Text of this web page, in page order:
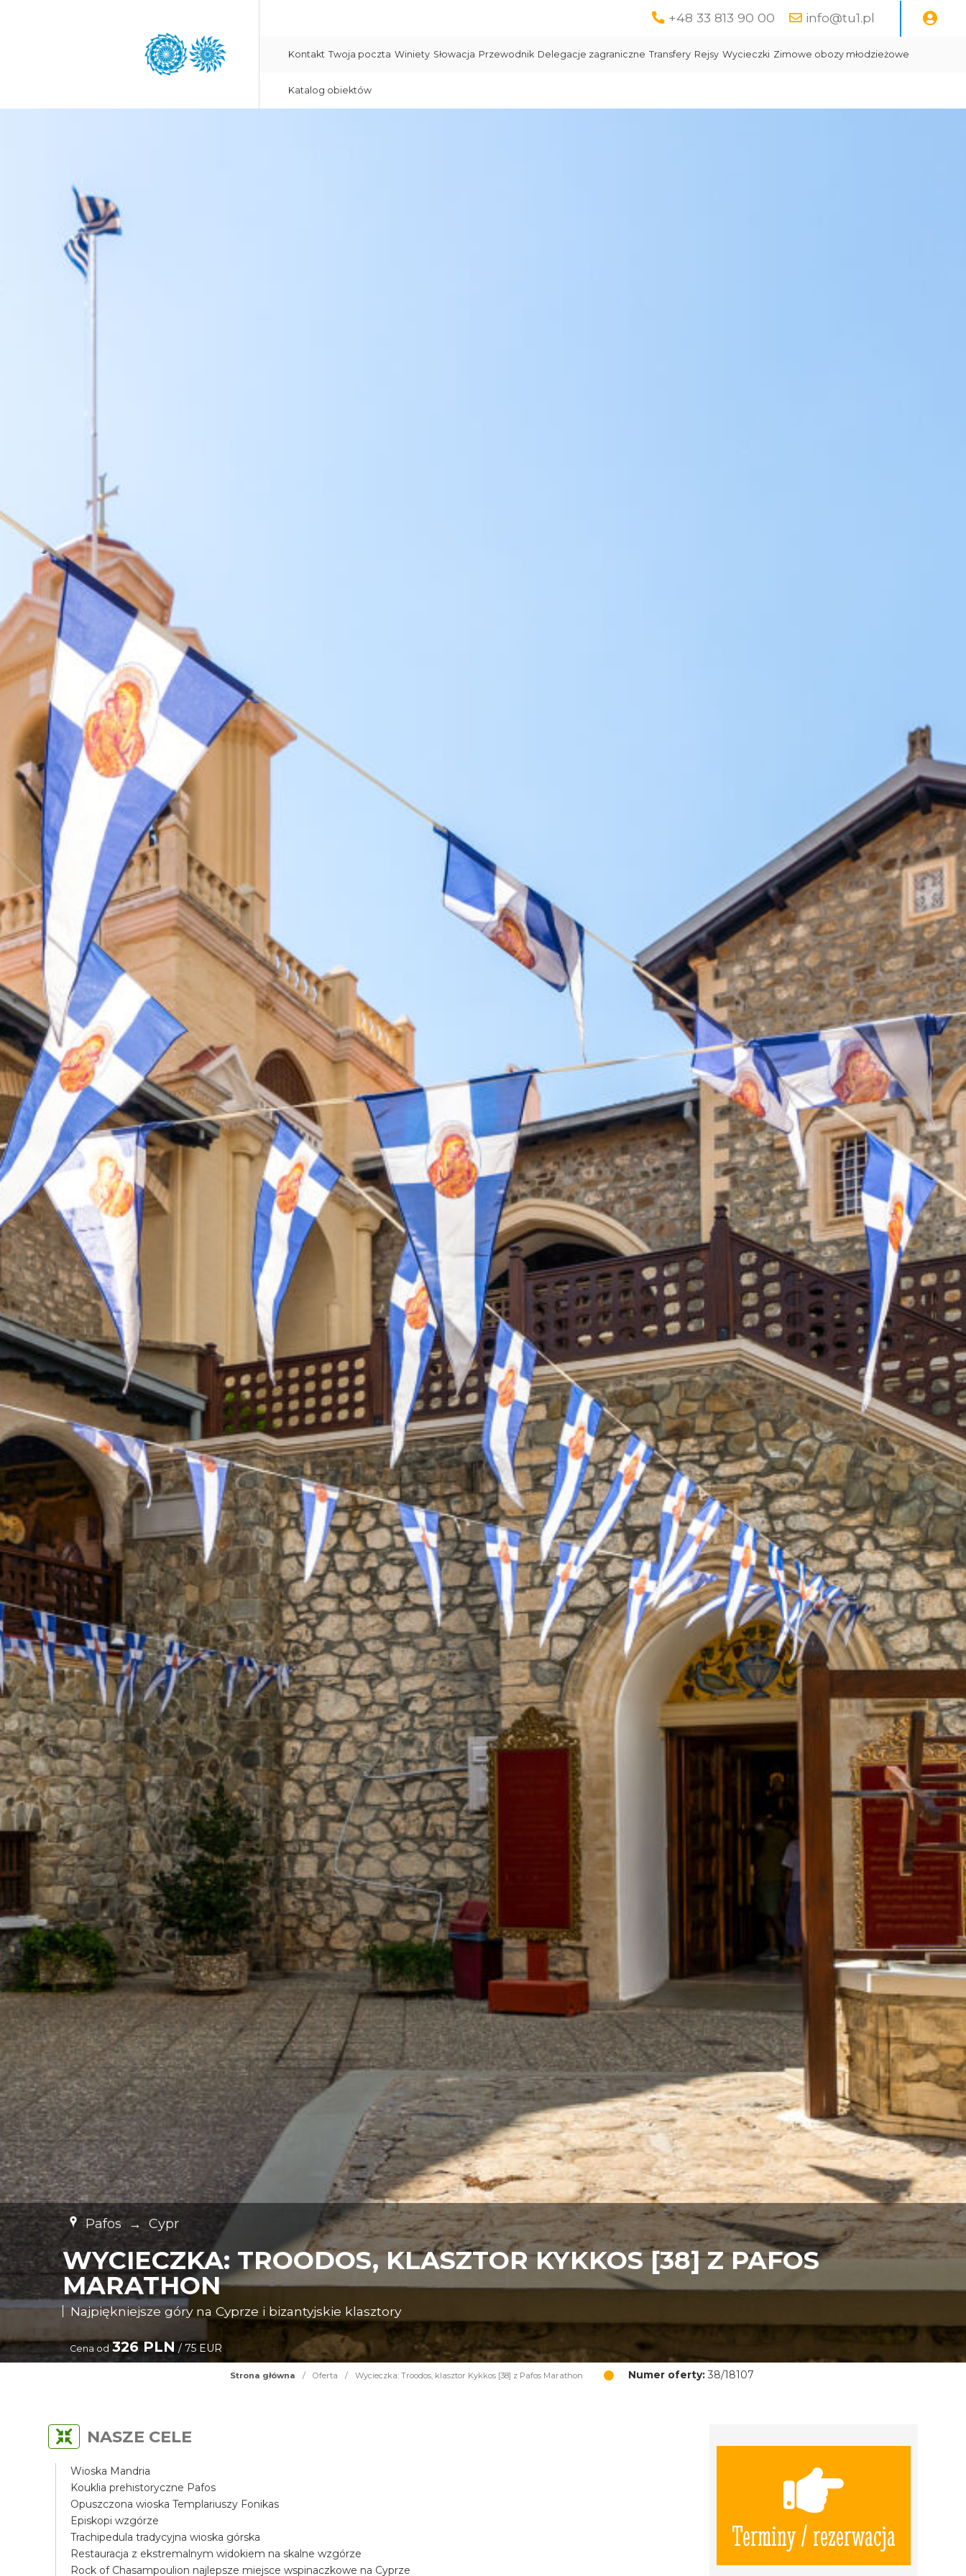
+48 33 813 90 00 info@tu1.pl
Kontakt Twoja poczta Winiety Słowacja Przewodnik Delegacje zagraniczne Transfery Rejsy Wycieczki Zimowe obozy młodzieżowe
Katalog obiektów
Pafos → Cypr
WYCIECZKA: TROODOS, KLASZTOR KYKKOS [38] Z PAFOS
MARATHON
Najpiękniejsze góry na Cyprze i bizantyjskie klasztory
Cena od 326 PLN / 75 EUR
Strona główna / Oferta / Wycieczka: Troodos, klasztor Kykkos [38] z Pafos Marathon Numer oferty: 38/18107
Terminy / rezerwacja
NASZE CELE
Wioska Mandria
Kouklia prehistoryczne Pafos
Opuszczona wioska Templariuszy Fonikas
Episkopi wzgórze
Trachipedula tradycyjna wioska górska
Restauracja z ekstremalnym widokiem na skalne wzgórze
Rock of Chasampoulion najlepsze miejsce wspinaczkowe na Cyprze